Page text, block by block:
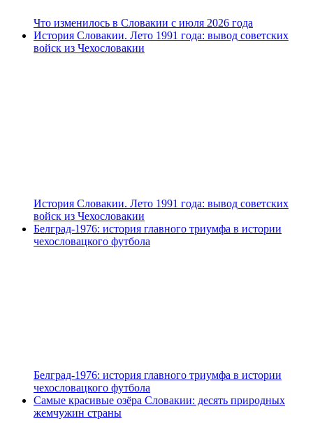
Что изменилось в Словакии с июля 2026 года
История Словакии. Лето 1991 года: вывод советских
войск из Чехословакии
История Словакии. Лето 1991 года: вывод советских
войск из Чехословакии
Белград-1976: история главного триумфа в истории
чехословацкого футбола
Белград-1976: история главного триумфа в истории
чехословацкого футбола
Самые красивые озёра Словакии: десять природных
жемчужин страны